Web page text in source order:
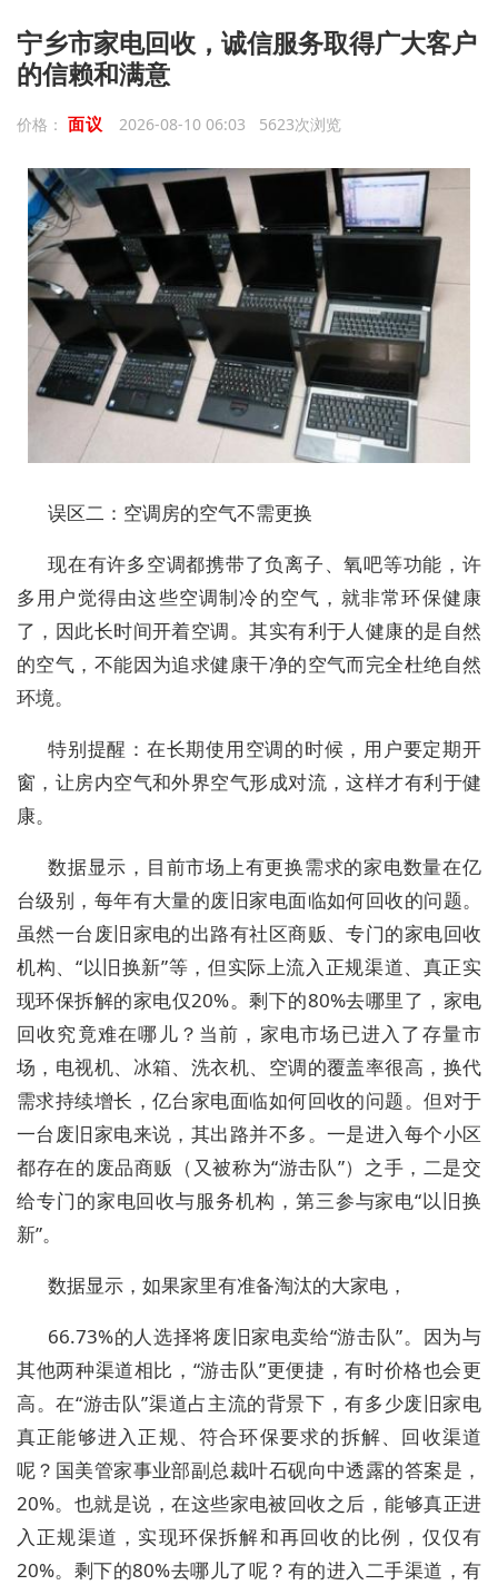
宁乡市家电回收，诚信服务取得广大客户
的信赖和满意
价格： 面议 2026-08-10 06:03 5623次浏览
误区二：空调房的空气不需更换
现在有许多空调都携带了负离子、氧吧等功能，许
多用户觉得由这些空调制冷的空气，就非常环保健康
了，因此长时间开着空调。其实有利于人健康的是自然
的空气，不能因为追求健康干净的空气而完全杜绝自然
环境。
特别提醒：在长期使用空调的时候，用户要定期开
窗，让房内空气和外界空气形成对流，这样才有利于健
康。
数据显示，目前市场上有更换需求的家电数量在亿
台级别，每年有大量的废旧家电面临如何回收的问题。
虽然一台废旧家电的出路有社区商贩、专门的家电回收
机构、“以旧换新”等，但实际上流入正规渠道、真正实
现环保拆解的家电仅20%。剩下的80%去哪里了，家电
回收究竟难在哪儿？当前，家电市场已进入了存量市
场，电视机、冰箱、洗衣机、空调的覆盖率很高，换代
需求持续增长，亿台家电面临如何回收的问题。但对于
一台废旧家电来说，其出路并不多。一是进入每个小区
都存在的废品商贩（又被称为“游击队”）之手，二是交
给专门的家电回收与服务机构，第三参与家电“以旧换
新”。
数据显示，如果家里有准备淘汰的大家电，
66.73%的人选择将废旧家电卖给“游击队”。因为与
其他两种渠道相比，“游击队”更便捷，有时价格也会更
高。在“游击队”渠道占主流的背景下，有多少废旧家电
真正能够进入正规、符合环保要求的拆解、回收渠道
呢？国美管家事业部副总裁叶石砚向中透露的答案是，
20%。也就是说，在这些家电被回收之后，能够真正进
入正规渠道，实现环保拆解和再回收的比例，仅仅有
20%。剩下的80%去哪儿了呢？有的进入二手渠道，有